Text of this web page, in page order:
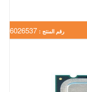
رقم المنتج :